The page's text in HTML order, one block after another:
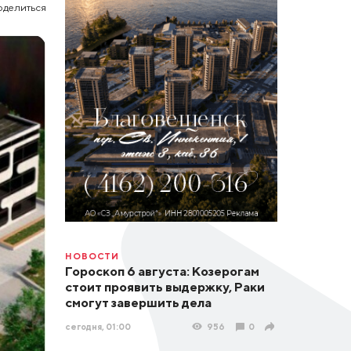
НОВОСТИ
Гороскоп 6 августа: Козерогам
стоит проявить выдержку, Раки
смогут завершить дела
сегодня, 01:00 956 0